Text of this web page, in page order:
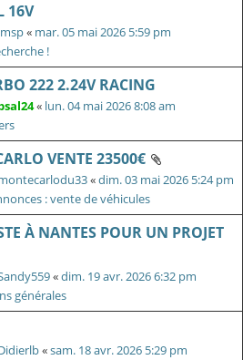
16V
« mar. 05 mai 2026 5:59 pm
!
222 2.24V RACING
« lun. 04 mai 2026 8:08 am
VENTE 23500€
«dim. 03 mai 2026 5:24 pm
: vente de véhicules
À NANTES POUR UN PROJET
«dim. 19 avr. 2026 6:32 pm
générales
«sam. 18 avr. 2026 5:29 pm